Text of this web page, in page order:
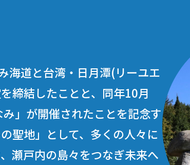
海道と台湾・日月潭(リーユエ
締結したことと、同年10月
」が開催されたことを記念す
聖地」として、多くの人々に
瀬戸内の島々をつなぎ未来へ